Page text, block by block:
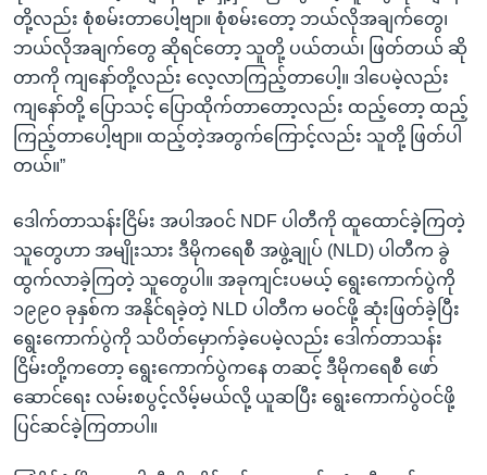
တို့လည်း စုံစမ်းတာပေါ့ဗျာ။ စုံစမ်းတော့ ဘယ်လိုအချက်တွေ၊
ဘယ်လိုအချက်တွေ ဆိုရင်တော့ သူတို့ ပယ်တယ်၊ ဖြတ်တယ် ဆို
တာကို ကျနော်တို့လည်း လေ့လာကြည့်တာပေါ့။ ဒါပေမဲ့လည်း
ကျနော်တို့ ပြောသင့် ပြောထိုက်တာတော့လည်း ထည့်တော့ ထည့်
ကြည့်တာပေါ့ဗျာ။ ထည့်တဲ့အတွက်ကြောင့်လည်း သူတို့ ဖြတ်ပါ
တယ်။”
ဒေါက်တာသန်းငြိမ်း အပါအဝင် NDF ပါတီကို ထူထောင်ခဲ့ကြတဲ့
သူတွေဟာ အမျိုးသား ဒီမိုကရေစီ အဖွဲ့ချုပ် (NLD) ပါတီက ခွဲ
ထွက်လာခဲ့ကြတဲ့ သူတွေပါ။ အခုကျင်းပမယ့် ရွေးကောက်ပွဲကို
၁၉၉၀ ခုနှစ်က အနိုင်ရခဲ့တဲ့ NLD ပါတီက မဝင်ဖို့ ဆုံးဖြတ်ခဲ့ပြီး
ရွေးကောက်ပွဲကို သပိတ်မှောက်ခဲ့ပေမဲ့လည်း ဒေါက်တာသန်း
ငြိမ်းတို့ကတော့ ရွေးကောက်ပွဲကနေ တဆင့် ဒီမိုကရေစီ ဖော်
ဆောင်ရေး လမ်းစပွင့်လိမ့်မယ်လို့ ယူဆပြီး ရွေးကောက်ပွဲဝင်ဖို့
ပြင်ဆင်ခဲ့ကြတာပါ။